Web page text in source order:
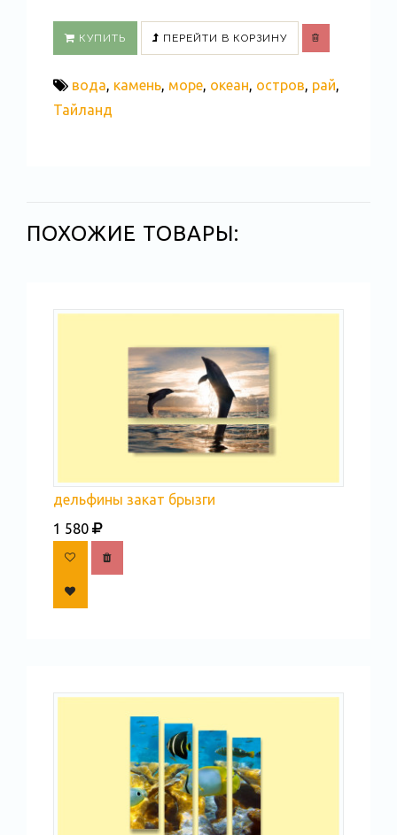
КУПИТЬ ПЕРЕЙТИ В КОРЗИНУ
вода, камень, море, океан, остров, рай,
Тайланд
ПОХОЖИЕ ТОВАРЫ:
дельфины закат брызги
1 580